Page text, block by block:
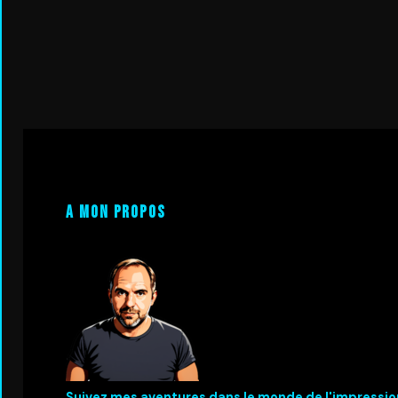
A mon propos